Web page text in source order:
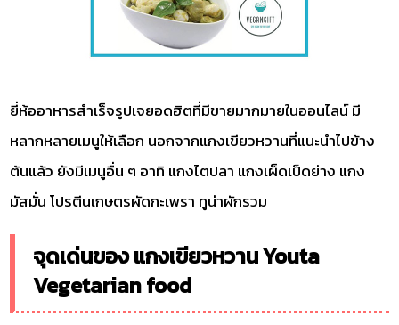
ยี่ห้ออาหารสำเร็จรูปเจยอดฮิตที่มีขายมากมายในออนไลน์ มี
หลากหลายเมนูให้เลือก นอกจากแกงเขียวหวานที่แนะนำไปข้าง
ต้นแล้ว ยังมีเมนูอื่น ๆ อาทิ แกงไตปลา แกงเผ็ดเป็ดย่าง แกง
มัสมั่น โปรตีนเกษตรผัดกะเพรา ทูน่าผักรวม
จุดเด่นของ แกงเขียวหวาน Youta
Vegetarian food